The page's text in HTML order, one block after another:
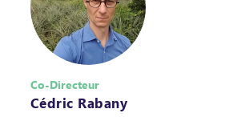
Co-Directeur
Cédric Rabany